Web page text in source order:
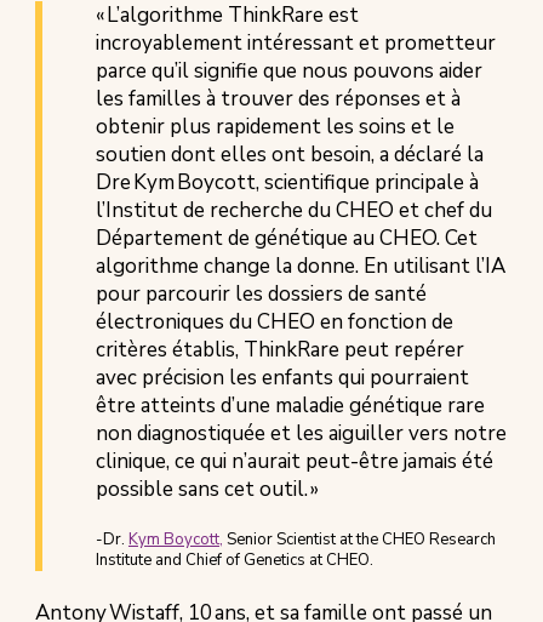
« L’algorithme ThinkRare est
incroyablement intéressant et prometteur
parce qu’il signifie que nous pouvons aider
les familles à trouver des réponses et à
obtenir plus rapidement les soins et le
soutien dont elles ont besoin, a déclaré la
Dre Kym Boycott, scientifique principale à
l’Institut de recherche du CHEO et chef du
Département de génétique au CHEO. Cet
algorithme change la donne. En utilisant l’IA
pour parcourir les dossiers de santé
électroniques du CHEO en fonction de
critères établis, ThinkRare peut repérer
avec précision les enfants qui pourraient
être atteints d’une maladie génétique rare
non diagnostiquée et les aiguiller vers notre
clinique, ce qui n’aurait peut-être jamais été
possible sans cet outil. »
-Dr. Kym Boycott, Senior Scientist at the CHEO Research
Institute and Chief of Genetics at CHEO.
Antony Wistaff, 10 ans, et sa famille ont passé un